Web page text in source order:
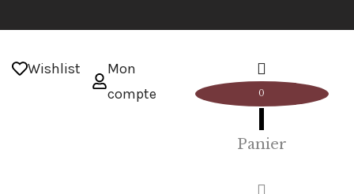
Wishlist
Mon
compte
0
Panier